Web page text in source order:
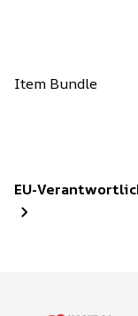
Item Bundle
EU-